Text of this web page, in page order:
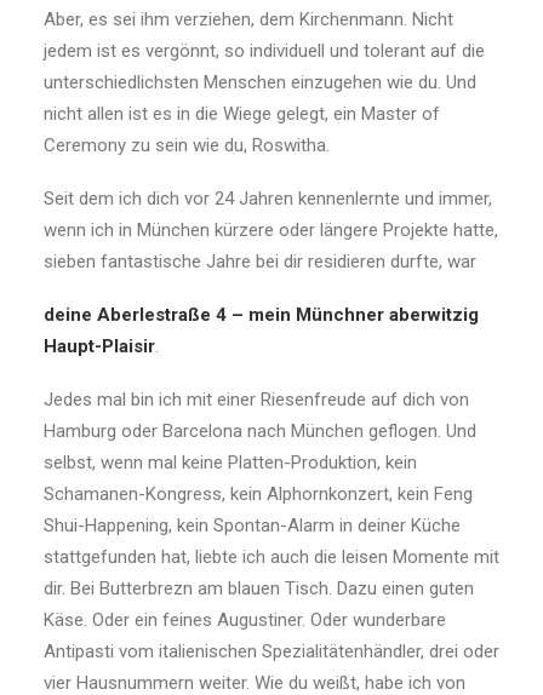
Aber, es sei ihm verziehen, dem Kirchenmann. Nicht
jedem ist es vergönnt, so individuell und tolerant auf die
unterschiedlichsten Menschen einzugehen wie du. Und
nicht allen ist es in die Wiege gelegt, ein Master of
Ceremony zu sein wie du, Roswitha.
Seit dem ich dich vor 24 Jahren kennenlernte und immer,
wenn ich in München kürzere oder längere Projekte hatte,
sieben fantastische Jahre bei dir residieren durfte, war
deine Aberlestraße 4 – mein Münchner aberwitzig
Haupt-Plaisir.
Jedes mal bin ich mit einer Riesenfreude auf dich von
Hamburg oder Barcelona nach München geflogen. Und
selbst, wenn mal keine Platten-Produktion, kein
Schamanen-Kongress, kein Alphornkonzert, kein Feng
Shui-Happening, kein Spontan-Alarm in deiner Küche
stattgefunden hat, liebte ich auch die leisen Momente mit
dir. Bei Butterbrezn am blauen Tisch. Dazu einen guten
Käse. Oder ein feines Augustiner. Oder wunderbare
Antipasti vom italienischen Spezialitätenhändler, drei oder
vier Hausnummern weiter. Wie du weißt, habe ich von